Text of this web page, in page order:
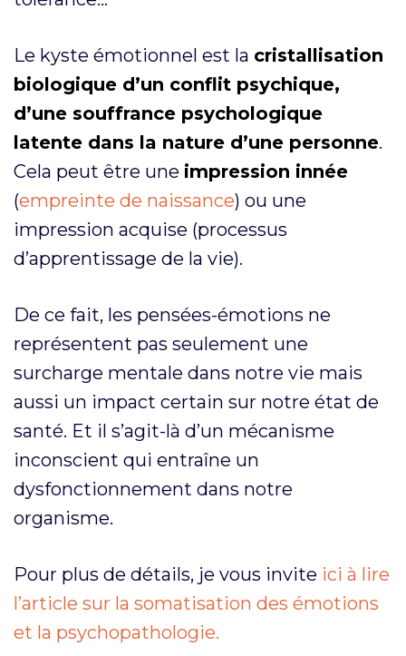
Le kyste émotionnel est la cristallisation
biologique d’un conflit psychique,
d’une souffrance psychologique
latente dans la nature d’une personne.
Cela peut être une impression innée
(empreinte de naissance) ou une
impression acquise (processus
d’apprentissage de la vie).
De ce fait, les pensées-émotions ne
représentent pas seulement une
surcharge mentale dans notre vie mais
aussi un impact certain sur notre état de
santé. Et il s’agit-là d’un mécanisme
inconscient qui entraîne un
dysfonctionnement dans notre
organisme.
Pour plus de détails, je vous invite ici à lire
l’article sur la somatisation des émotions
et la psychopathologie.